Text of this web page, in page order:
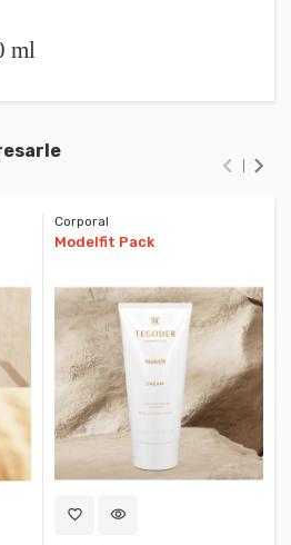
ml
Corporal
Modelfit Pack
favorite_border visibility
 